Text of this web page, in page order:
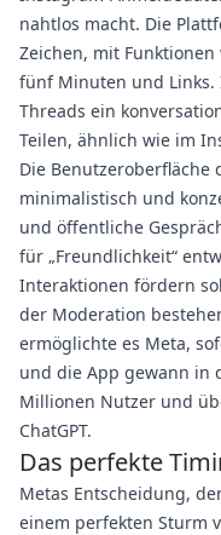
nahtlos macht. Die
Zeichen, mit Funktionen
fünf Minuten und Links.
Threads ein
Teilen, ähnlich wie im
Die Benutzeroberfläche
minimalistisch und
und öffentliche
für „Freundlichkeit“
Interaktionen fördern
der Moderation
ermöglichte es Meta,
und die App gewann in
Millionen Nutzer und
ChatGPT.
Das perfekte
Metas Entscheidung,
einem perfekten Sturm